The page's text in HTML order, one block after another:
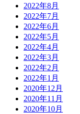
2022年8月
2022年7月
2022年6月
2022年5月
2022年4月
2022年3月
2022年2月
2022年1月
2020年12月
2020年11月
2020年10月